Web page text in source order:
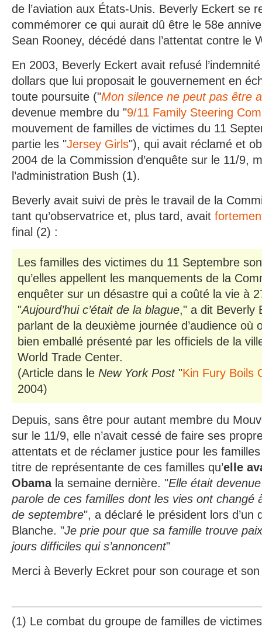
de l’aviation aux États-Unis. Beverly Eckert se
commémorer ce qui aurait dû être le 58e
Sean Rooney, décédé dans l’attentat contre le
En 2003, Beverly Eckert avait refusé
dollars que lui proposait le gouvernement en
toute poursuite ("Mon silence ne peut pas être
devenue membre du "9/11 Family Steering
mouvement de familles de victimes du 11
partie les "Jersey Girls"), qui avait réclamé et
2004 de la Commission d’enquête sur le 11/9,
l’administration Bush (1).
Beverly avait suivi de près le travail de la
tant qu’observatrice et, plus tard, avait
final (2) :
Les familles des victimes du 11 Septembre
qu’elles appellent les manquements de la
enquêter sur un désastre qui a coûté la vie à
"Aujourd’hui c’était de la blague," a dit Beverly
parlant de la deuxième journée d’audience où
bien emballé présenté par les officiels de la
World Trade Center.
(Article dans le New York Post"Kin Fury Boils
2004)
Depuis, sans être pour autant membre du
sur le 11/9, elle n’avait cessé de faire ses
attentats et de réclamer justice pour les
titre de représentante de ces familles qu’elle
Obamala semaine dernière. "Elle était
parole de ces familles dont les vies ont changé
de septembre", a déclaré le président lors d’un
Blanche. "Je prie pour que sa famille trouve
jours difficiles qui s’annoncent"
Merci à Beverly Eckret pour son courage et
(1) Le combat du groupe de familles de victimes